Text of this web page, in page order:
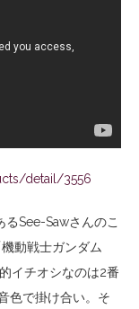
detail/3556
See-Sawさんのこ
動戦士ガンダム
イチオシなのは2番
色で掛け合い。そ